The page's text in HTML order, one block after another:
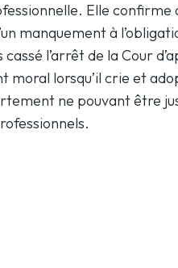
Elle confirme
manquement à
l’arrêt de la Cour
moral lorsqu’il crie et
ne pouvant être